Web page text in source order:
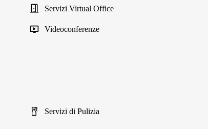
Servizi Virtual Office
Videoconferenze
Servizi di Pulizia